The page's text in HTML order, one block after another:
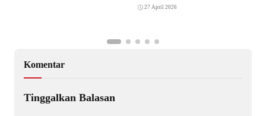
27 April 2026
Komentar
Tinggalkan Balasan